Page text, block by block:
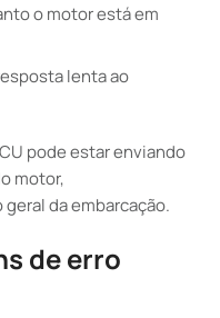
o motor está em
lenta ao
pode estar enviando
motor,
da embarcação.
de erro